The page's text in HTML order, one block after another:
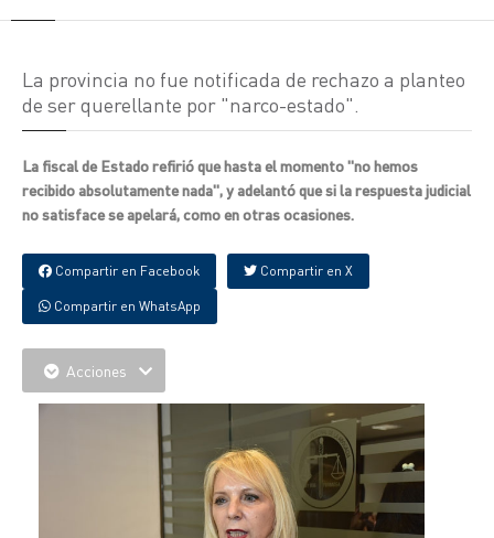
La provincia no fue notificada de rechazo a planteo
de ser querellante por "narco-estado".
La fiscal de Estado refirió que hasta el momento "no hemos
recibido absolutamente nada", y adelantó que si la respuesta judicial
no satisface se apelará, como en otras ocasiones.
Compartir en Facebook Compartir en X
Compartir en WhatsApp
Acciones